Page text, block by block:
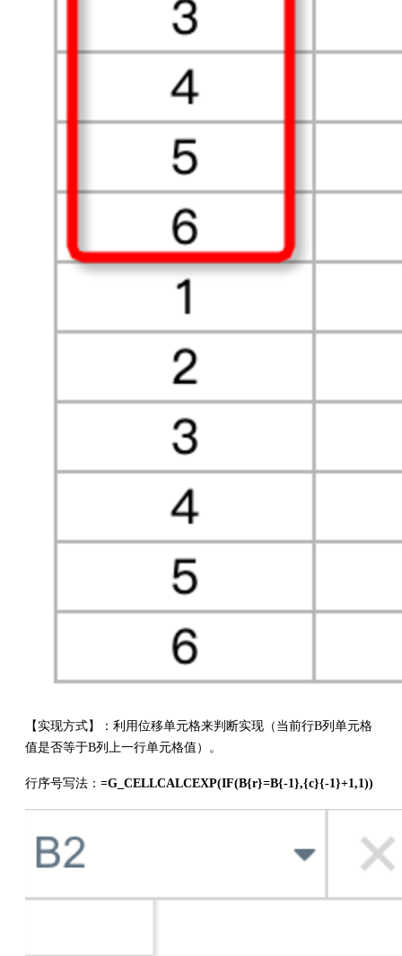
【实现方式】：利用位移单元格来判断实现（当前行B列单元格
值是否等于B列上一行单元格值）。
行序号写法： =G_CELLCALCEXP(IF(B{r}=B{-1},{c}{-1}+1,1))